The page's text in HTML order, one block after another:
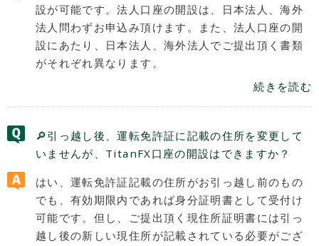
設が可能です。法人口座の開設は、日本法人、海外
法人問わずお申込み頂けます。また、法人口座の開
設にあたり、日本法人、海外法人でご提出頂く書類
がそれぞれ異なります。
続きを読む
🔎引っ越し後、運転免許証に記載の住所を変更して
いませんが、TitanFX口座の開設はできますか？
はい、運転免許証記載の住所がお引っ越し前のもの
でも、有効期限内であれば身分証明書として受付け
可能です。但し、ご提出頂く現住所証明書には引っ
越し後の新しい現住所が記載されている必要がござ